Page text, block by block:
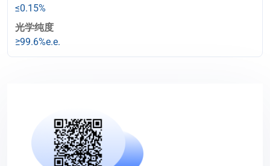
≤0.15%
光学纯度
≥99.6%e.e.